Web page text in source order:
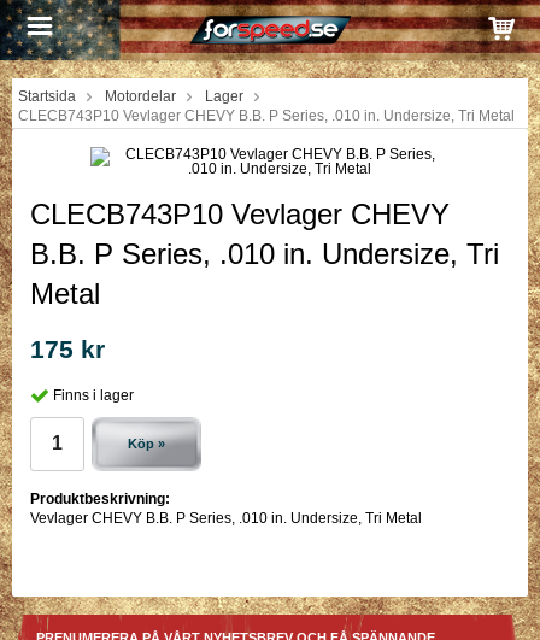
Startsida Motordelar
Lager
CLECB743P10 Vevlager CHEVY B.B. P Series, .010 in. Undersize, Tri Metal
CLECB743P10 Vevlager CHEVY
B.B. P Series, .010 in. Undersize, Tri
Metal
175 kr
Finns i lager
Köp »
Produktbeskrivning:
Vevlager CHEVY B.B. P Series, .010 in. Undersize, Tri Metal